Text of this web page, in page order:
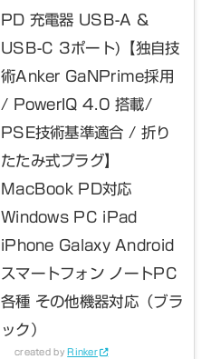
PD 充電器 USB-A &
USB-C 3ポート)【独自技
術Anker GaNPrime採用
/ PowerIQ 4.0 搭載/
PSE技術基準適合 / 折り
たたみ式プラグ】
MacBook PD対応
Windows PC iPad
iPhone Galaxy Android
スマートフォン ノートPC
各種 その他機器対応（ブラ
ック）
created by Rinker